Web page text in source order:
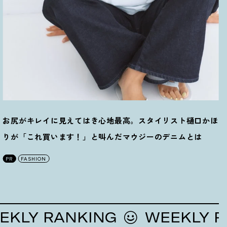
お尻がキレイに見えてはき心地最高。スタイリスト樋口かほ
りが「これ買います ！ 」と叫んだマウジーのデニムとは
PR FASHION
WEEKLY